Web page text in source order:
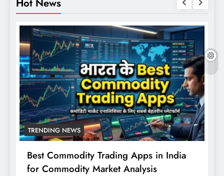
TRENDING NEWS
Best Commodity Trading Apps in India
for Commodity Market Analysis